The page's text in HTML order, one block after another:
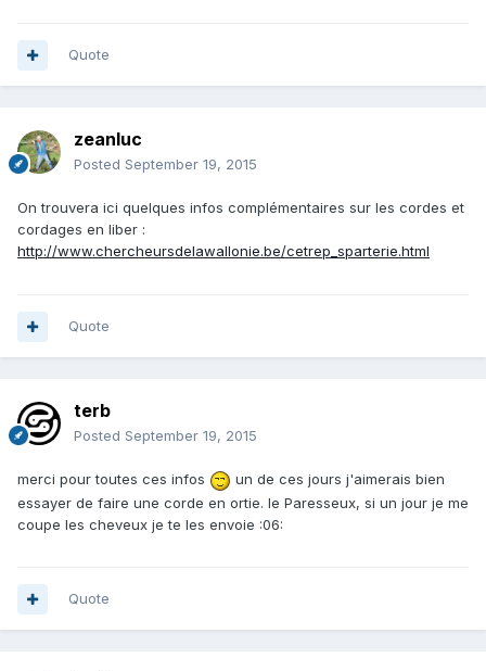
Quote
zeanluc
Posted September 19, 2015
On trouvera ici quelques infos complémentaires sur les cordes et
cordages en liber :
http://www.chercheursdelawallonie.be/cetrep_sparterie.html
Quote
terb
Posted September 19, 2015
merci pour toutes ces infos
un de ces jours j'aimerais bien
essayer de faire une corde en ortie. le Paresseux, si un jour je me
coupe les cheveux je te les envoie :06:
Quote